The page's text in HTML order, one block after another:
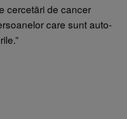
cercetări de cancer
care sunt auto-